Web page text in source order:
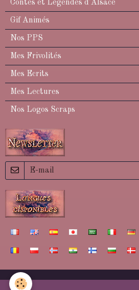
Contes et Légendes d'Alsace
Gif Animés
Nos PPS
Mes Frivolités
Mes Ecrits
Mes Lectures
Nos Logos Scraps